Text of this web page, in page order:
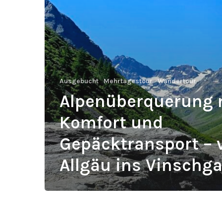
–
vom
Allgäu
ins
Vinschgau
Ausgebucht Mehrtagestour Wandertour
Alpenüberquerung
Komfort und
Gepäcktransport –
Allgäu ins